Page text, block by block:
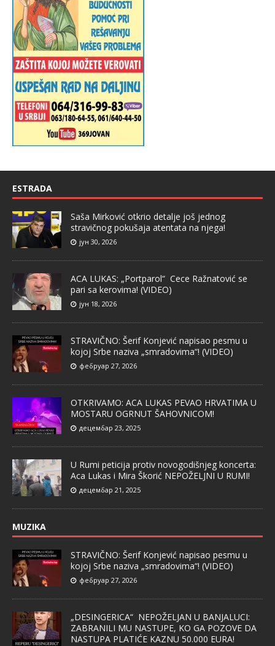
ESTRADA
Saša Mirković otkrio detalje još jednog
stravičnog pokušaja atentata na njega!
јун 30, 2026
ACA LUKAS: „Portparol“ Cece Ražnatović se
pari sa kerovima! (VIDEO)
јун 18, 2026
STRAVIČNO: Šerif Konjević napisao pesmu u
kojoj Srbe naziva „smradovima“! (VIDEO)
фебруар 27, 2026
OTKRIVAMO: ACA LUKAS PEVAO HRVATIMA U
MOSTARU OGRNUT ŠAHOVNICOM!
децембар 23, 2025
U Rumi peticija protiv novogodišnjeg koncerta:
Aca Lukas i Mira Škorić NEPOŽELJNI U RUMI!
децембар 21, 2025
MUZIKA
STRAVIČNO: Šerif Konjević napisao pesmu u
kojoj Srbe naziva „smradovima“! (VIDEO)
фебруар 27, 2026
„DESINGERICA“ NEPOŽELJAN U BANJALUCI:
ZABRANILI MU NASTUPE, KO GA POZOVE DA
NASTUPA PLATIĆE KAZNU 50.000 EURA!